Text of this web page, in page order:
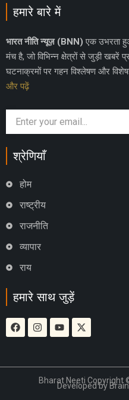
हमारे बारे में
भारत नीति न्यूज़ (BNN) एक उभरता
मंच है, जो विभिन्न क्षेत्रों से जुड़ी खबरें
घटनाक्रमों पर गहन विश्लेषण और
और पढ़ें
श्रेणियाँ
होम
राष्ट्रीय
राजनीति
व्यापार
राय
हमारे साथ जुड़ें
Bharat Neeti Copyright
Developed by